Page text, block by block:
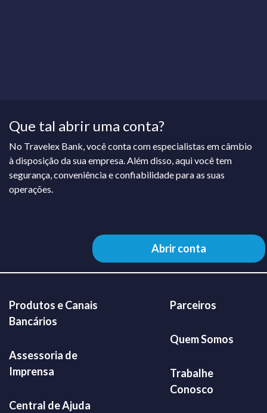
Que tal abrir uma conta?
No Travelex Bank, você conta com especialistas em câmbio
à disposição da sua empresa. Além disso, aqui você tem
segurança, conveniência e confiabilidade para as suas
operações.
Abrir conta
Produtos e Canais
Bancários
Assessoria de
Imprensa
Central de Ajuda
Parceiros
Quem Somos
Trabalhe
Conosco